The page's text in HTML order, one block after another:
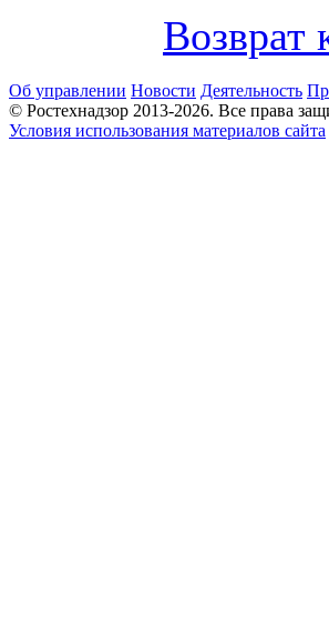
Возврат
Об управлении Новости Деятельность
© Ростехнадзор 2013-2026. Все права
Условия использования материалов сайта